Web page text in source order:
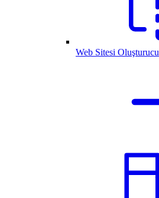
Web Sitesi Oluşturucu